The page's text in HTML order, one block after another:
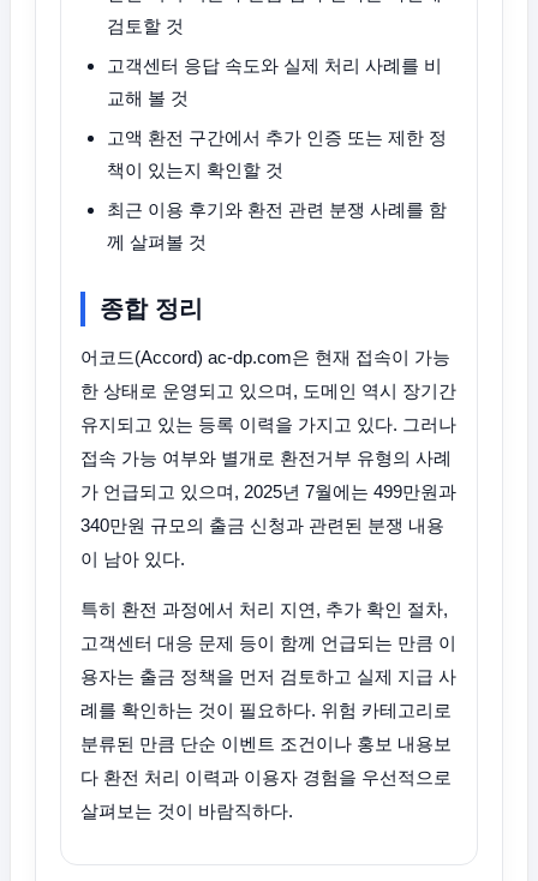
검토할 것
고객센터 응답 속도와 실제 처리 사례를 비
교해 볼 것
고액 환전 구간에서 추가 인증 또는 제한 정
책이 있는지 확인할 것
최근 이용 후기와 환전 관련 분쟁 사례를 함
께 살펴볼 것
종합 정리
어코드(Accord) ac-dp.com은 현재 접속이 가능
한 상태로 운영되고 있으며, 도메인 역시 장기간
유지되고 있는 등록 이력을 가지고 있다. 그러나
접속 가능 여부와 별개로 환전거부 유형의 사례
가 언급되고 있으며, 2025년 7월에는 499만원과
340만원 규모의 출금 신청과 관련된 분쟁 내용
이 남아 있다.
특히 환전 과정에서 처리 지연, 추가 확인 절차,
고객센터 대응 문제 등이 함께 언급되는 만큼 이
용자는 출금 정책을 먼저 검토하고 실제 지급 사
례를 확인하는 것이 필요하다. 위험 카테고리로
분류된 만큼 단순 이벤트 조건이나 홍보 내용보
다 환전 처리 이력과 이용자 경험을 우선적으로
살펴보는 것이 바람직하다.